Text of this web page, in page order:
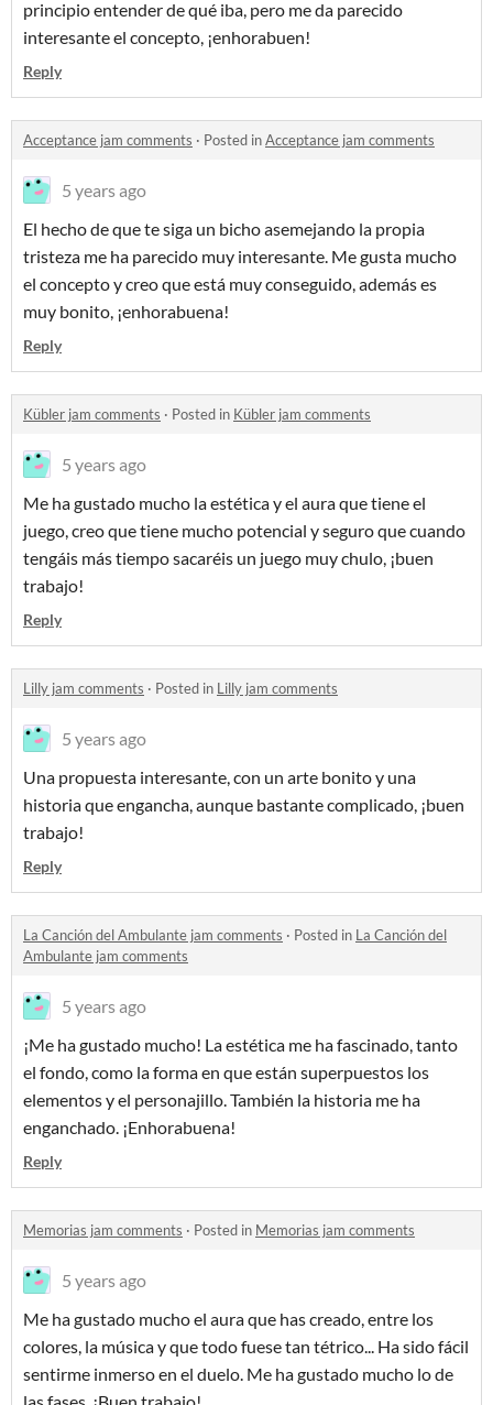
principio entender de qué iba, pero me da parecido
interesante el concepto, ¡enhorabuen!
Reply
Acceptance jam comments · Posted inAcceptance jam comments
5 years ago
El hecho de que te siga un bicho asemejando la propia
tristeza me ha parecido muy interesante. Me gusta mucho
el concepto y creo que está muy conseguido, además es
muy bonito, ¡enhorabuena!
Reply
Kübler jam comments · Posted in Kübler jam comments
5 years ago
Me ha gustado mucho la estética y el aura que tiene el
juego, creo que tiene mucho potencial y seguro que cuando
tengáis más tiempo sacaréis un juego muy chulo, ¡buen
trabajo!
Reply
Lilly jam comments · Posted in Lilly jam comments
5 years ago
Una propuesta interesante, con un arte bonito y una
historia que engancha, aunque bastante complicado, ¡buen
trabajo!
Reply
La Canción del Ambulante jam comments · Posted in La Canción del
Ambulante jam comments
5 years ago
¡Me ha gustado mucho! La estética me ha fascinado, tanto
el fondo, como la forma en que están superpuestos los
elementos y el personajillo. También la historia me ha
enganchado. ¡Enhorabuena!
Reply
Memorias jam comments · Posted in Memorias jam comments
5 years ago
Me ha gustado mucho el aura que has creado, entre los
colores, la música y que todo fuese tan tétrico... Ha sido fácil
sentirme inmerso en el duelo. Me ha gustado mucho lo de